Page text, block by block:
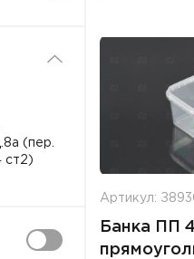
(пер.
ст2)
Артикул:
Банка ПП